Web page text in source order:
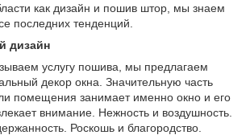
как дизайн и пошив штор, мы знаем
последних тенденций.
дизайн
услугу пошива, мы предлагаем
декор окна. Значительную часть
помещения занимает именно окно и его
внимание. Нежность и воздушность.
Роскошь и благородство.